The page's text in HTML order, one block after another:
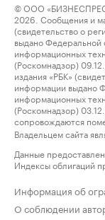
© ООО
2026. Сообщения и
(свидетельство о
выдано Федеральной
информационных
(Роскомнадзор)
издания «РБК»
информации выдано
информационных
(Роскомнадзор)
сопровождаются
Владельцем сайта
Данные
Индексы облигаций
Информация об
О соблюдении